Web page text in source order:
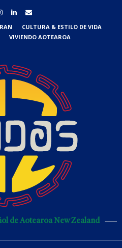
CULTURA & ESTILO DE VIDA
VIVIENDO AOTEAROA
de Aotearoa New Zealand